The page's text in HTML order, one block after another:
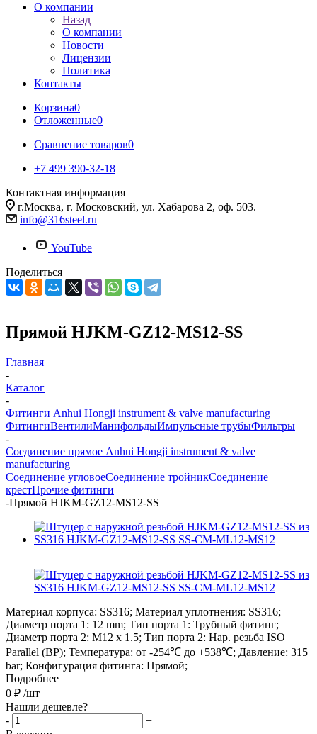
О компании
Назад
О компании
Новости
Лицензии
Политика
Контакты
Корзина0
Отложенные0
Сравнение товаров0
+7 499 390-32-18
Контактная информация
г.Москва, г. Московский, ул. Хабарова 2, оф. 503.
info@316steel.ru
YouTube
Поделиться
Прямой HJKM-GZ12-MS12-SS
Главная
-
Каталог
-
Фитинги Anhui Hongji instrument & valve manufacturing
ФитингиВентилиМанифольдыИмпульсные трубыФильтры
-
Соединение прямое Anhui Hongji instrument & valve
manufacturing
Соединение угловоеСоединение тройникСоединение
крестПрочие фитинги
-Прямой HJKM-GZ12-MS12-SS
Материал корпуса: SS316; Материал уплотнения: SS316;
Диаметр порта 1: 12 mm; Тип порта 1: Трубный фитинг;
Диаметр порта 2: M12 x 1.5; Тип порта 2: Нар. резьба ISO
Parallel (BP); Температура: от -254℃ до +538℃; Давление: 315
bar; Конфигурация фитинга: Прямой;
Подробнее
0 ₽ /шт
Нашли дешевле?
-
+